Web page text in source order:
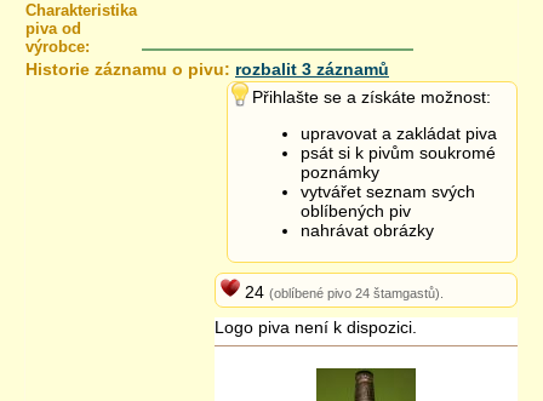
Charakteristika
piva od
výrobce:
Historie záznamu o pivu: rozbalit 3 záznamů
Přihlašte se a získáte možnost:
upravovat a zakládat piva
psát si k pivům soukromé
poznámky
vytvářet seznam svých
oblíbených piv
nahrávat obrázky
24 (oblíbené pivo 24 štamgastů).
Logo piva není k dispozici.